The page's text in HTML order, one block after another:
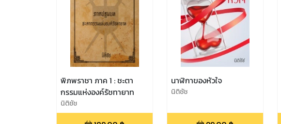
พิภพราชา ภาค 1 : ชะตา
กรรมแห่งองค์รัชทายาท
นิติชัช
นาฬิกาของหัวใจ
นิติชัช